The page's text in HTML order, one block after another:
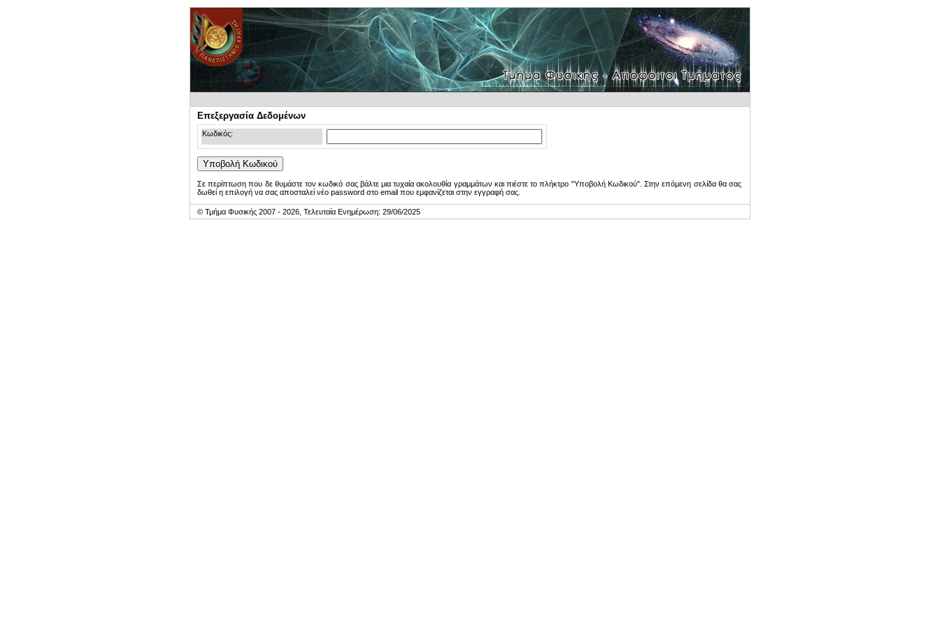
Επεξεργασία Δεδομένων
Κωδικός:
Σε περίπτωση που δε θυμάστε τον κωδικό σας βάλτε μια τυχαία ακολουθία γραμμάτων και πιέστε το πλήκτρο "Υποβολή Κωδικού". Στην επόμενη σελίδα θα σας
δωθεί η επιλογή να σας αποσταλεί νέο password στο email που εμφανίζεται στην εγγραφή σας.
© Τμήμα Φυσικής 2007 - 2026, Τελευταία Ενημέρωση: 29/06/2025